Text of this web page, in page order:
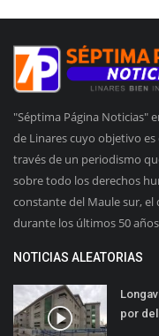
"Séptima Página Noticias"
de Linares cuyo objetivo
través de un periodismo
sobre todo los derechos
constante del Maule sur,
durante los últimos 50
NOTICIAS ALEATORIAS
por